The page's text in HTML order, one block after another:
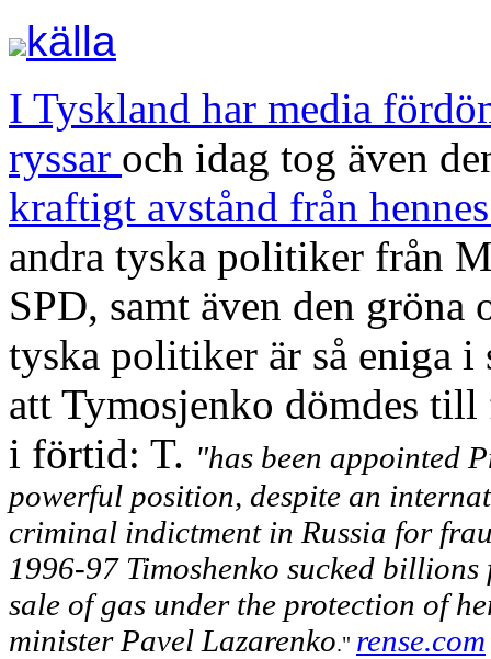
källa
I Tyskland har media
ryssar och idag tog även
kraftigt avstånd från
andra tyska politiker från
SPD, samt även den
tyska politiker är så eniga
att Tymosjenko dömdes till
i förtid: T. "has been appointed
powerful position, despite an
criminal indictment in Russia for
1996-97 Timoshenko sucked
sale of gas under the protection of
minister Pavel Lazarenko." rense.com